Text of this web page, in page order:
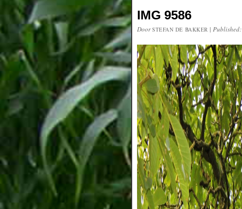
IMG 9586
DoorSTEFAN DE BAKKER | Published: